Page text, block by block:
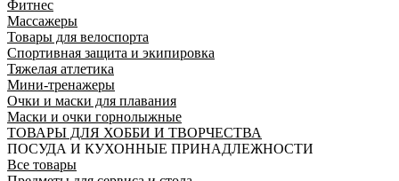
Фитнес
Массажеры
Товары для велоспорта
Спортивная защита и экипировка
Тяжелая атлетика
Мини-тренажеры
Очки и маски для плавания
Маски и очки горнолыжные
ТОВАРЫ ДЛЯ ХОББИ И ТВОРЧЕСТВА
ПОСУДА И КУХОННЫЕ ПРИНАДЛЕЖНОСТИ
Все товары